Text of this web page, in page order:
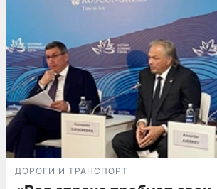
ДОРОГИ И ТРАНСПОРТ